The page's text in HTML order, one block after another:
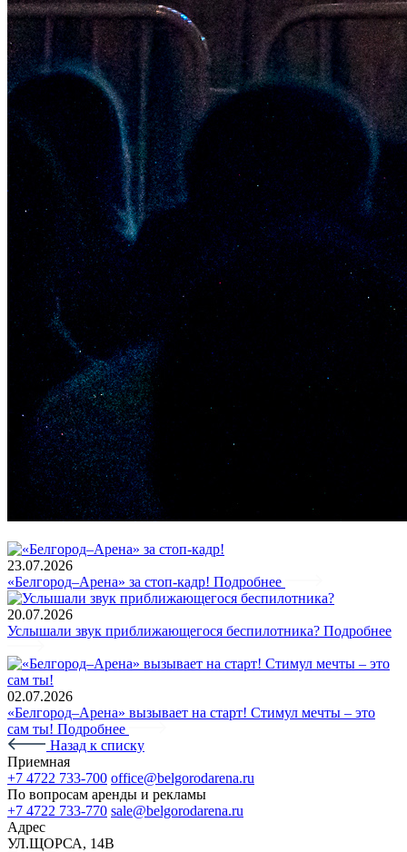
23.07.2026
«Белгород–Арена» за стоп-кадр! Подробнее
20.07.2026
Услышали звук приближающегося беспилотника? Подробнее
02.07.2026
«Белгород–Арена» вызывает на старт! Стимул мечты – это
сам ты! Подробнее
Назад к списку
Приемная
+7 4722 733-700 office@belgorodarena.ru
По вопросам аренды и рекламы
+7 4722 733-770 sale@belgorodarena.ru
Адрес
УЛ.ЩОРСА, 14В